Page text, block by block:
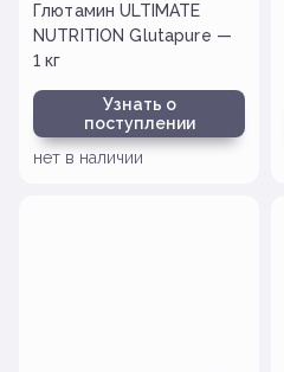
Глютамин ULTIMATE
NUTRITION Glutapure —
1 кг
Узнать о
поступлении
нет в наличии